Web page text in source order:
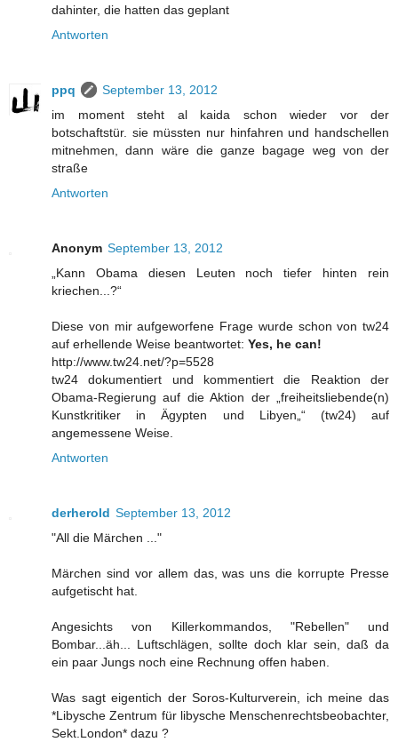
dahinter, die hatten das geplant
Antworten
ppq
September 13, 2012
im moment steht al kaida schon wieder vor der
botschaftstür. sie müssten nur hinfahren und handschellen
mitnehmen, dann wäre die ganze bagage weg von der
straße
Antworten
Anonym September 13, 2012
„Kann Obama diesen Leuten noch tiefer hinten rein
kriechen...?“
Diese von mir aufgeworfene Frage wurde schon von tw24
auf erhellende Weise beantwortet: Yes, he can!
http://www.tw24.net/?p=5528
tw24 dokumentiert und kommentiert die Reaktion der
Obama-Regierung auf die Aktion der „freiheitsliebende(n)
Kunstkritiker in Ägypten und Libyen„“ (tw24) auf
angemessene Weise.
Antworten
derherold September 13, 2012
"All die Märchen ..."
Märchen sind vor allem das, was uns die korrupte Presse
aufgetischt hat.
Angesichts von Killerkommandos, "Rebellen" und
Bombar...äh... Luftschlägen, sollte doch klar sein, daß da
ein paar Jungs noch eine Rechnung offen haben.
Was sagt eigentich der Soros-Kulturverein, ich meine das
*Libysche Zentrum für libysche Menschenrechtsbeobachter,
Sekt.London* dazu ?